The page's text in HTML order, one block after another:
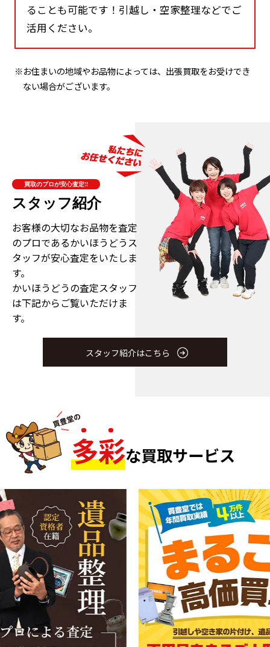
ることも可能です！引越し・空家整理などでご
活用ください。
※お住まいの地域やお品物によっては、出張買取をお受けでき
ない場合がございます。
買取のプロが安心査定!!
スタッフ紹介
お客様の大切なお品物を査定
のプロであるかいほうどうス
タッフが安心査定をいたしま
す。
かいほうどうの査定スタッフ
は下記からご覧いただけま
す。
スタッフ紹介はこちら
多彩な買取サービス